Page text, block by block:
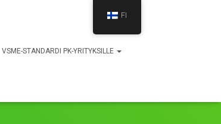
VSME-STANDARDI PK-YRITYKSILLE
FI